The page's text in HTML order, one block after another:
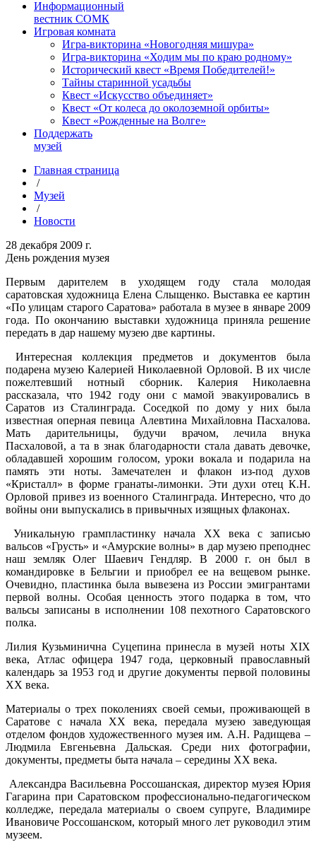
Информационный
вестник СОМК
Игровая комната
Игра-викторина «Новогодняя мишура»
Игра-викторина «Ходим мы по краю родному»
Исторический квест «Время Победителей!»
Тайны старинной усадьбы
Квест «Искусство объединяет»
Квест «От колеса до околоземной орбиты»
Квест «Рожденные на Волге»
Поддержать
музей
Главная страница
/
Музей
/
Новости
28 декабря 2009 г.
День рождения музея
Первым дарителем в уходящем году стала молодая
саратовская художница Елена Слыщенко. Выставка ее картин
«По улицам старого Саратова» работала в музее в январе 2009
года. По окончанию выставки художница приняла решение
передать в дар нашему музею две картины.
Интересная коллекция предметов и документов была
подарена музею Калерией Николаевной Орловой. В их числе
пожелтевший нотный сборник. Калерия Николаевна
рассказала, что 1942 году они с мамой эвакуировались в
Саратов из Сталинграда. Соседкой по дому у них была
известная оперная певица Алевтина Михайловна Пасхалова.
Мать дарительницы, будучи врачом, лечила внука
Пасхаловой, а та в знак благодарности стала давать девочке,
обладавшей хорошим голосом, уроки вокала и подарила на
память эти ноты. Замечателен и флакон из-под духов
«Кристалл» в форме гранаты-лимонки. Эти духи отец К.Н.
Орловой привез из военного Сталинграда. Интересно, что до
войны они выпускались в привычных изящных флаконах.
Уникальную грампластинку начала ХХ века с записью
вальсов «Грусть» и «Амурские волны» в дар музею преподнес
наш земляк Олег Шаевич Гендляр. В 2000 г. он был в
командировке в Бельгии и приобрел ее на вещевом рынке.
Очевидно, пластинка была вывезена из России эмигрантами
первой волны. Особая ценность этого подарка в том, что
вальсы записаны в исполнении 108 пехотного Саратовского
полка.
Лилия Кузьминична Суцепина принесла в музей ноты XIX
века, Атлас офицера 1947 года, церковный православный
календарь за 1953 год и другие документы первой половины
ХХ века.
Материалы о трех поколениях своей семьи, проживающей в
Саратове с начала ХХ века, передала музею заведующая
отделом фондов художественного музея им. А.Н. Радищева –
Людмила Евгеньевна Дальская. Среди них фотографии,
документы, предметы быта начала – середины ХХ века.
Александра Васильевна Россошанская, директор музея Юрия
Гагарина при Саратовском профессионально-педагогическом
колледже, передала материалы о своем супруге, Владимире
Ивановиче Россошанском, который много лет руководил этим
музеем.